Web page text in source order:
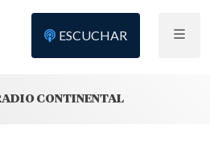
ESCUCHAR
CONTINENTAL